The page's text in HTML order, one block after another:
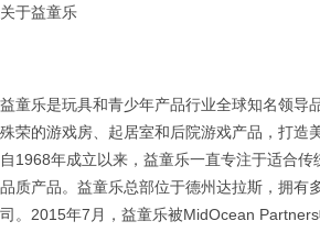
关于益童乐
益童乐是玩具和青少年产品行业全球知名领导
殊荣的游戏房、起居室和后院游戏产品，打造
自1968年成立以来，益童乐一直专注于适合传
品质产品。益童乐总部位于德州达拉斯，拥有
司。2015年7月，益童乐被MidOcean